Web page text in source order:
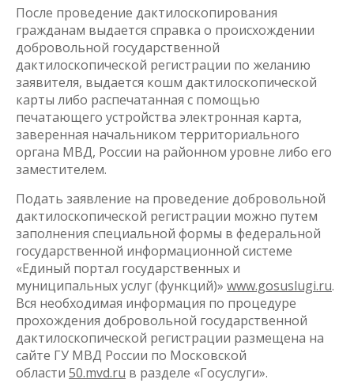
После проведение дактилоскопирования
гражданам выдается справка о происхождении
добровольной государственной
дактилоскопической регистрации по желанию
заявителя, выдается кошм дактилоскопической
карты либо распечатанная с помощью
печатающего устройства электронная карта,
заверенная начальником территориального
органа МВД, России на районном уровне либо его
заместителем.
Подать заявление на проведение добровольной
дактилоскопической регистрации можно путем
заполнения специальной формы в федеральной
государственной информационной системе
«Единый портал государственных и
муниципальных услуг (функций)» www.gosuslugi.ru.
Вся необходимая информация по процедуре
прохождения добровольной государственной
дактилоскопической регистрации размещена на
сайте ГУ МВД России по Московской
области 50.mvd.ru в разделе «Госуслуги».